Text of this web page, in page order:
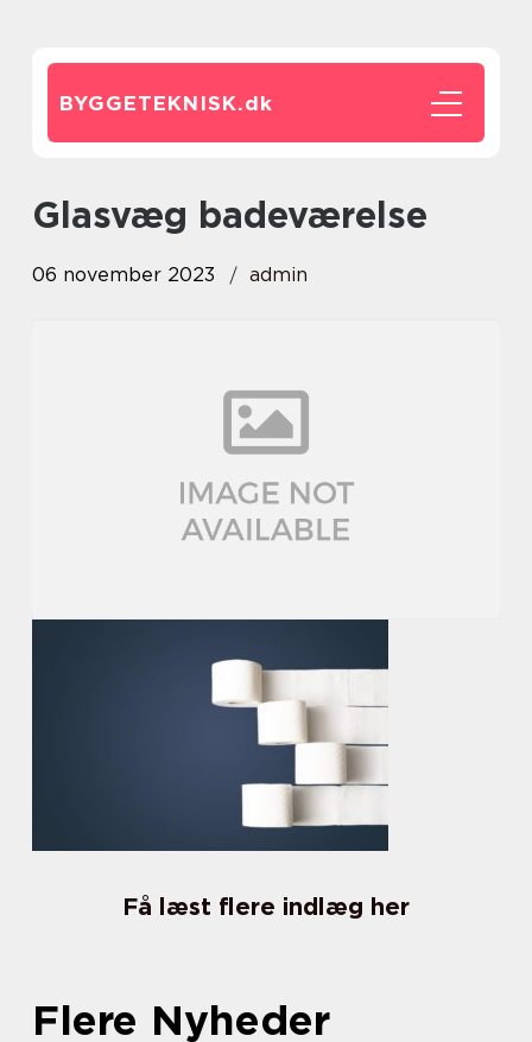
BYGGETEKNISK.dk
glasvæg badeværelse
06 november 2023 admin
Få læst flere indlæg her
Flere Nyheder